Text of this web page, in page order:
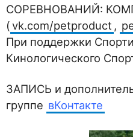
СОРЕВНОВАНИЙ:
(vk.com/petproduct ,
При поддержки
Кинологического
ЗАПИСЬ и
группе вКонтакте